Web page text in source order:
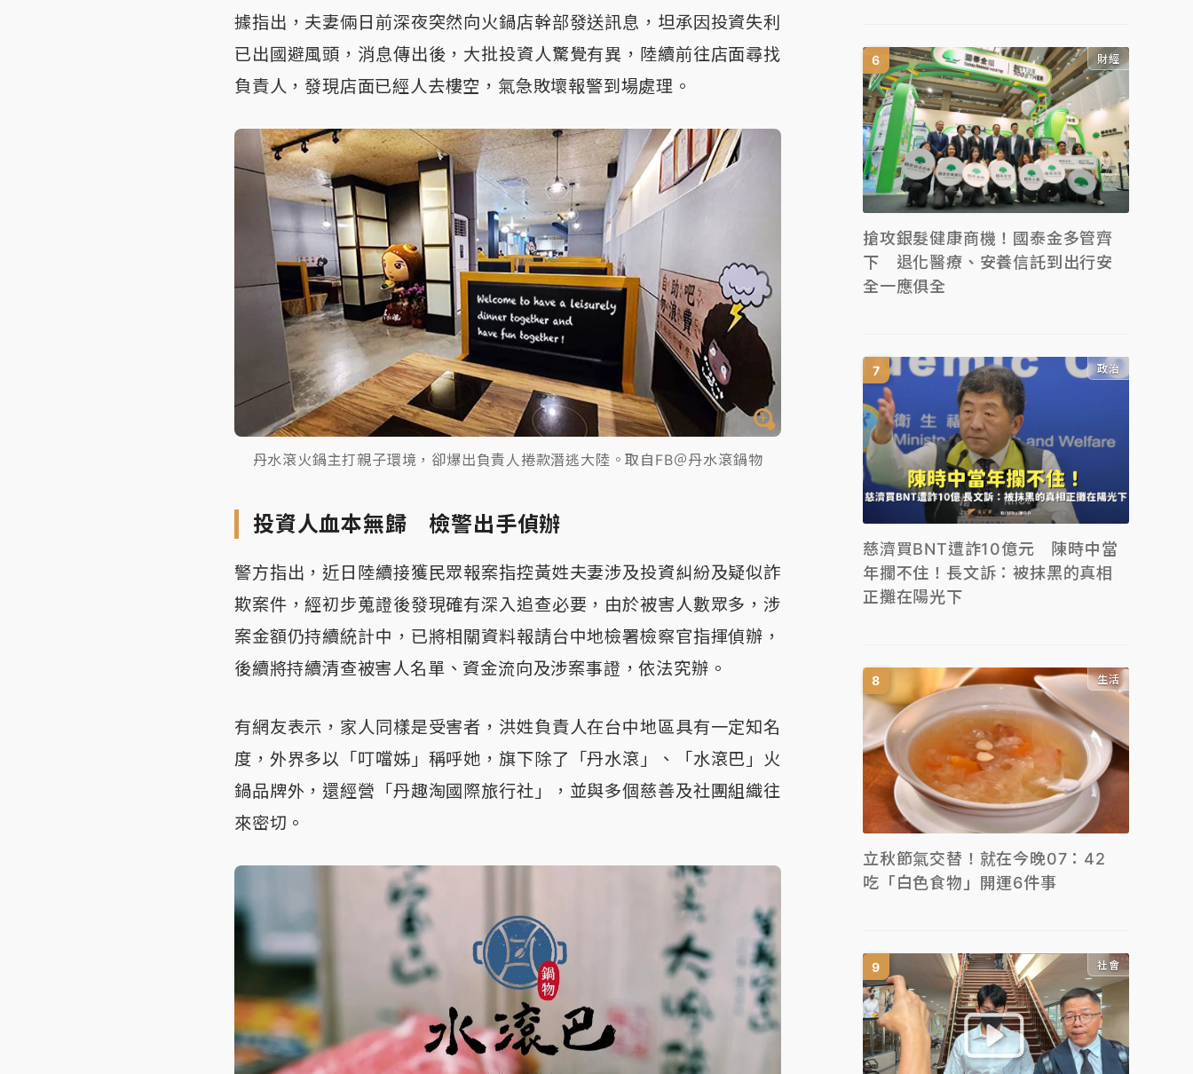
據指出，夫妻倆日前深夜突然向火鍋店幹部發送訊息，坦承因投資失利
已出國避風頭，消息傳出後，大批投資人驚覺有異，陸續前往店面尋找
負責人，發現店面已經人去樓空，氣急敗壞報警到場處理。
丹水滾火鍋主打親子環境，卻爆出負責人捲款潛逃大陸。取自FB＠丹水滾鍋物
投資人血本無歸 檢警出手偵辦
警方指出，近日陸續接獲民眾報案指控黃姓夫妻涉及投資糾紛及疑似詐
欺案件，經初步蒐證後發現確有深入追查必要，由於被害人數眾多，涉
案金額仍持續統計中，已將相關資料報請台中地檢署檢察官指揮偵辦，
後續將持續清查被害人名單、資金流向及涉案事證，依法究辦。
有網友表示，家人同樣是受害者，洪姓負責人在台中地區具有一定知名
度，外界多以「叮噹姊」稱呼她，旗下除了「丹水滾」、「水滾巴」火
鍋品牌外，還經營「丹趣淘國際旅行社」，並與多個慈善及社團組織往
來密切。
財經
搶攻銀髮健康商機！國泰金多管齊
下 退化醫療、安養信託到出行安
全一應俱全
政治
慈濟買BNT遭詐10億元 陳時中當
年攔不住！長文訴：被抹黑的真相
正攤在陽光下
生活
立秋節氣交替！就在今晚07：42
吃「白色食物」開運6件事
社會